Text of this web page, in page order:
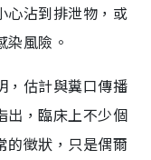
心沾到排泄物，或
風險。
，估計與糞口傳播
出，臨床上不少個
的徵狀，只是偶爾